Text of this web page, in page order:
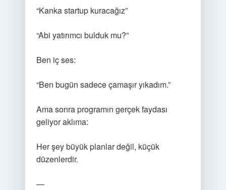
“Kanka startup kuracağız”
“Abi yatırımcı bulduk mu?”
Ben iç ses:
“Ben bugün sadece çamaşır yıkadım.”
Ama sonra programın gerçek faydası
geliyor aklıma:
Her şey büyük planlar değil, küçük
düzenlerdir.
—